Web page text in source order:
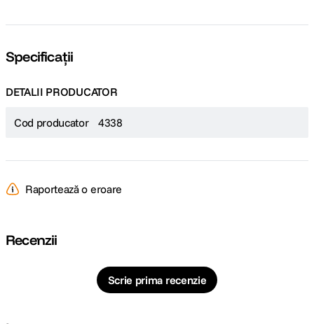
Specificații
DETALII PRODUCATOR
Cod producator 4338
Raportează o eroare
Recenzii
Scrie prima recenzie